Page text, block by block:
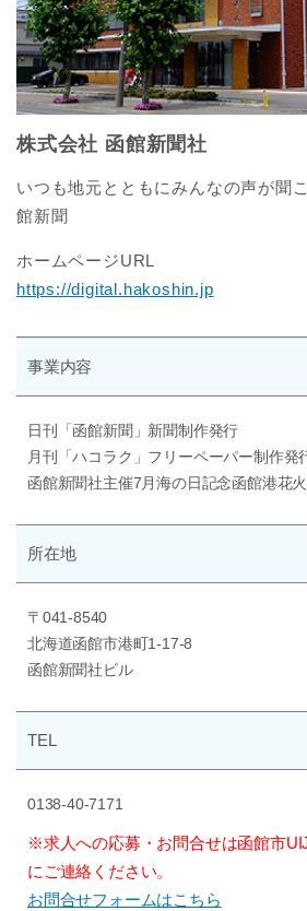
株式会社 函館新聞社
いつも地元とともにみんなの声が聞
館新聞
ホームページURL
https://digital.hakoshin.jp
事業内容
日刊「函館新聞」新聞制作発行
月刊「ハコラク」フリーペーパー制作発
函館新聞社主催7月海の日記念函館港花
所在地
〒041-8540
北海道函館市港町1-17-8
函館新聞社ビル
TEL
0138-40-7171
※求人への応募・お問合せは函館市
にご連絡ください。
お問合せフォームはこちら